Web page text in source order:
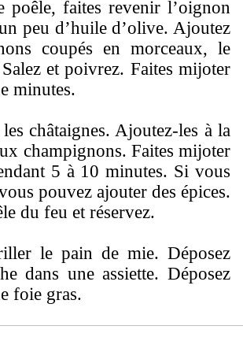
poêle, faites revenir l’oignon
peu d’huile d’olive. Ajoutez
coupés en morceaux, le
et poivrez. Faites mijoter
minutes.
châtaignes. Ajoutez-les à la
champignons. Faites mijoter
5 à 10 minutes. Si vous
pouvez ajouter des épices.
du feu et réservez.
le pain de mie. Déposez
dans une assiette. Déposez
foie gras.